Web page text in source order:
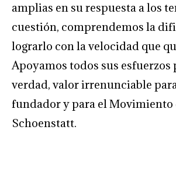
amplias en su respuesta a los
cuestión, comprendemos la
lograrlo con la velocidad que
Apoyamos todos sus esfuerzos
verdad, valor irrenunciable
fundador y para el Movimiento
Schoenstatt.